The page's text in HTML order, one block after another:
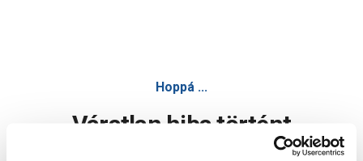
Hoppá ...
Váratlan hiba történt